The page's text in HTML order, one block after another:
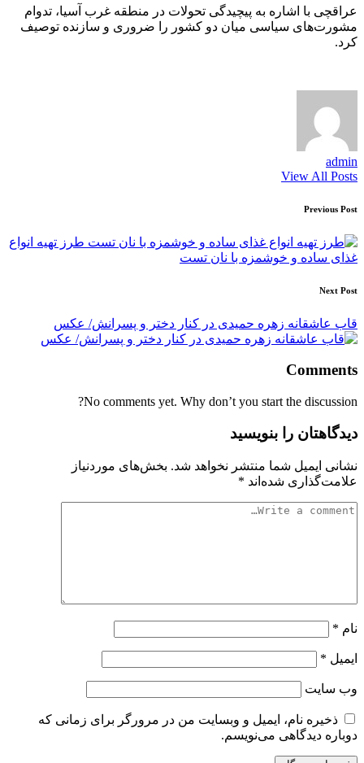
عراقچی با اشاره به پیچیدگی تحولات در منطقه غرب آسیا، تدوام
مشورت‌های سیاسی میان دو کشور را ضروری و سازنده توصیف
کرد.
admin
View All Posts
Post
navigation
Previous Post
طرز تهیه انواع
غذای ساده و خوشمزه با نان تست
Next Post
قاب عاشقانه زهره حمیدی در کنار دختر و پسرانش/ عکس
Comments
No comments yet. Why don’t you start the discussion?
دیدگاهتان را بنویسید
نشانی ایمیل شما منتشر نخواهد شد. بخش‌های موردنیاز
علامت‌گذاری شده‌اند *
نام *
ایمیل *
وب‌ سایت
ذخیره نام، ایمیل و وبسایت من در مرورگر برای زمانی که
دوباره دیدگاهی می‌نویسم.